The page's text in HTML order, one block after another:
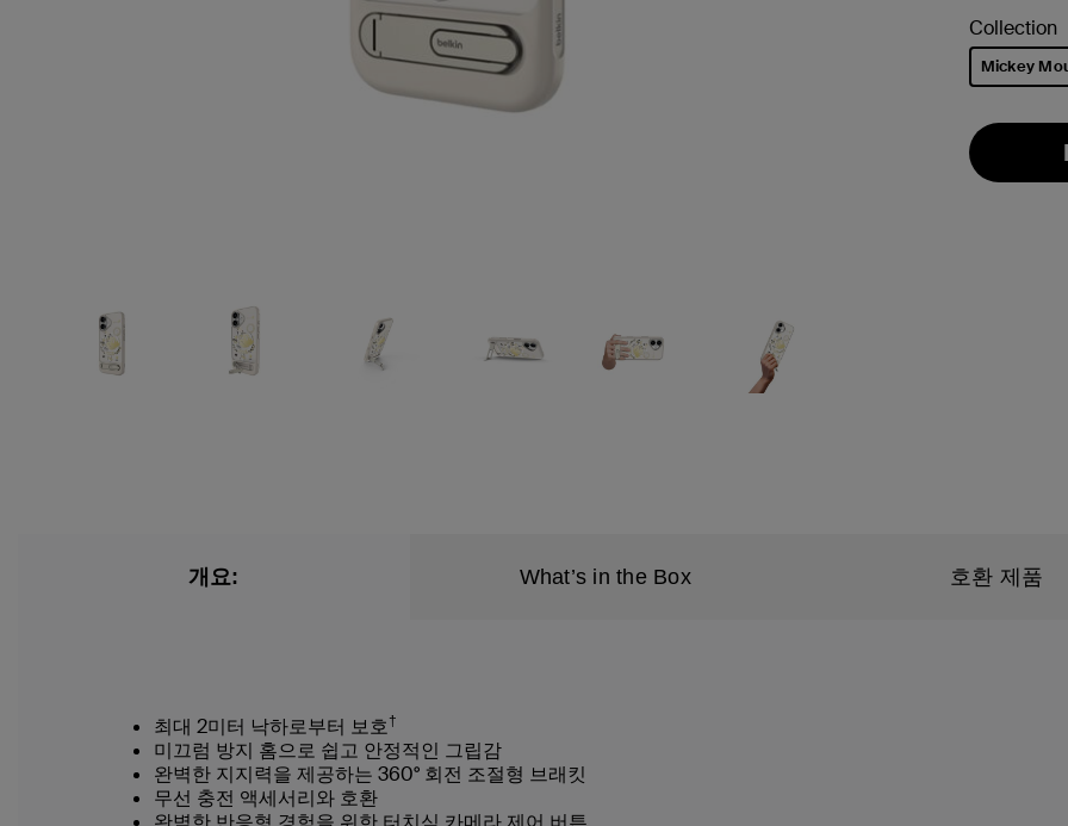
Collection
Mickey
개요: What’s in the Box 호환 제품
최대 2미터 낙하로부터 보호†
미끄럼 방지 홈으로 쉽고 안정적인 그립감
완벽한 지지력을 제공하는 360° 회전 조절형 브래킷
무선 충전 액세서리와 호환